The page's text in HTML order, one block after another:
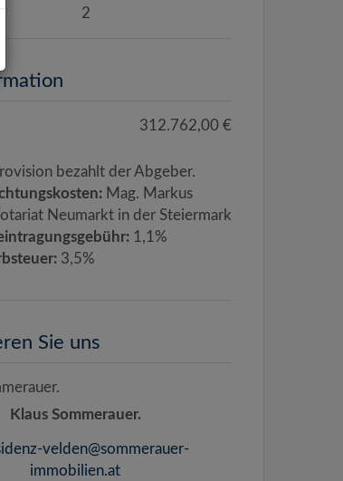
2
312.762,00 €
bezahlt der Abgeber.
Mag. Markus
Neumarkt in der Steiermark
1,1%
3,5%
Sie uns
Klaus Sommerauer.
velden@sommerauer-
immobilien.at